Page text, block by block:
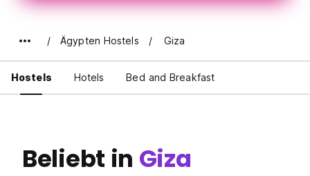
Ägypten Hostels Giza
Hostels Hotels Bed and Breakfast
Beliebt in Giza